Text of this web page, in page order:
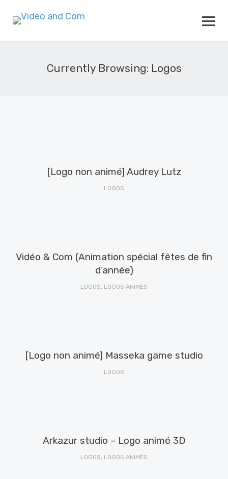
Currently Browsing: Logos
[Logo non animé] Audrey Lutz
LOGOS
Vidéo & Com (Animation spécial fêtes de fin
d’année)
LOGOS, LOGOS ANIMÉS
[Logo non animé] Masseka game studio
LOGOS
Arkazur studio – Logo animé 3D
LOGOS, LOGOS ANIMÉS